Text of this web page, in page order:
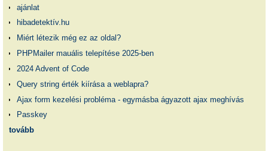
ajánlat
hibadetektív.hu
Miért létezik még ez az oldal?
PHPMailer mauális telepítése 2025-ben
2024 Advent of Code
Query string érték kiírása a weblapra?
Ajax form kezelési probléma - egymásba ágyazott ajax meghívás
Passkey
tovább